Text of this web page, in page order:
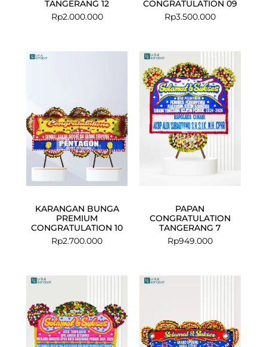
TANGERANG 12
Rp2.000.000
CONGRATULATION 09
Rp3.500.000
KARANGAN BUNGA
PREMIUM
CONGRATULATION 10
Rp2.700.000
PAPAN
CONGRATULATION
TANGERANG 7
Rp949.000